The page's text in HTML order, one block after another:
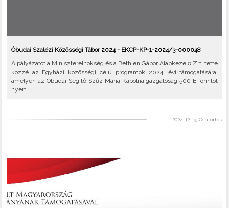
Óbudai Szalézi Közösségi Tábor 2024 - EKCP-KP-1-2024/3-000048
A pályázatot a Miniszterelnökség és a Bethlen Gábor Alapkezelő Zrt. tette
közzé az Egyházi közösségi célú programok 2024. évi támogatására,
amelyen az Óbudai Segítő Szűz Mária Kápolnaigazgatóság 500 E forintot
nyert...
2024-12-19, Csütörtök